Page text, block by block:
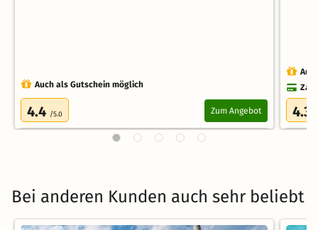
Auch als Gutschein möglich
4.4 /5.0 Zum Angebot 4.3
Bei anderen Kunden auch sehr beliebt